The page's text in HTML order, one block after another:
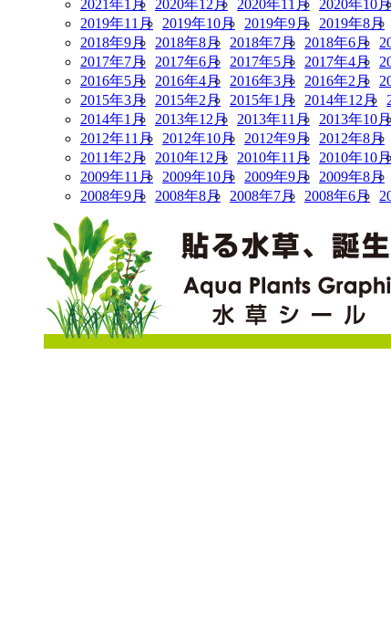
2021年1月 2020年12月 2020年11月 2020年10月
2019年11月 2019年10月 2019年9月 2019年8月
2018年9月 2018年8月 2018年7月 2018年6月
2017年7月 2017年6月 2017年5月 2017年4月
2016年5月 2016年4月 2016年3月 2016年2月
2015年3月 2015年2月 2015年1月 2014年12月
2014年1月 2013年12月 2013年11月 2013年10月
2012年11月 2012年10月 2012年9月 2012年8月
2011年2月 2010年12月 2010年11月 2010年10月
2009年11月 2009年10月 2009年9月 2009年8月
2008年9月 2008年8月 2008年7月 2008年6月